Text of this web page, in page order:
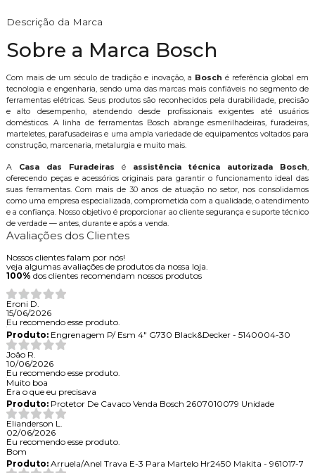
Descrição da Marca
Sobre a Marca Bosch
Com mais de um século de tradição e inovação, a Bosch é referência global em
tecnologia e engenharia, sendo uma das marcas mais confiáveis no segmento de
ferramentas elétricas. Seus produtos são reconhecidos pela durabilidade, precisão
e alto desempenho, atendendo desde profissionais exigentes até usuários
domésticos. A linha de ferramentas Bosch abrange esmerilhadeiras, furadeiras,
marteletes, parafusadeiras e uma ampla variedade de equipamentos voltados para
construção, marcenaria, metalurgia e muito mais.
A Casa das Furadeiras é assistência técnica autorizada Bosch,
oferecendo peças e acessórios originais para garantir o funcionamento ideal das
suas ferramentas. Com mais de 30 anos de atuação no setor, nos consolidamos
como uma empresa especializada, comprometida com a qualidade, o atendimento
e a confiança. Nosso objetivo é proporcionar ao cliente segurança e suporte técnico
de verdade — antes, durante e após a venda.
Avaliações dos Clientes
Nossos clientes falam por nós!
veja algumas avaliações de produtos da nossa loja.
100% dos clientes recomendam nossos produtos
Eroni D.
15/06/2026
Eu recomendo esse produto.
Produto:Engrenagem P/ Esm 4" G730 Black&Decker - 5140004-30
João R.
10/06/2026
Eu recomendo esse produto.
Muito boa
Era o que eu precisava
Produto:Protetor De Cavaco Venda Bosch 2607010079 Unidade
Elianderson L.
02/06/2026
Eu recomendo esse produto.
Bom
Produto:Arruela/Anel Trava E-3 Para Martelo Hr2450 Makita - 961017-7